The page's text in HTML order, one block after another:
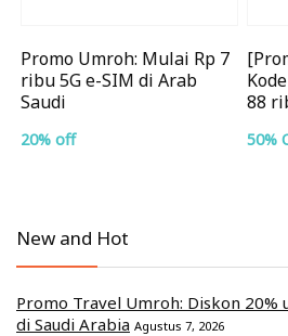
Promo Umroh: Mulai Rp 7
ribu 5G e-SIM di Arab
Saudi
20% off
88
50%
New and Hot
Promo Travel Umroh: Diskon 20%
di Saudi Arabia Agustus 7, 2026